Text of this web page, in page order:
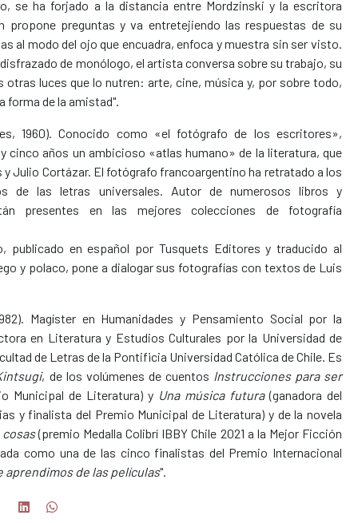
se ha forjado a la distancia entre Mordzinski y la escritora
propone preguntas y va entretejiendo las respuestas de su
al modo del ojo que encuadra, enfoca y muestra sin ser visto.
de monólogo, el artista conversa sobre su trabajo, su
otras luces que lo nutren: arte, cine, música y, por sobre todo,
forma de la amistad".
1960). Conocido como «el fotógrafo de los escritores»,
cinco años un ambicioso «atlas humano» de la literatura, que
Julio Cortázar. El fotógrafo francoargentino ha retratado a los
de las letras universales. Autor de numerosos libros y
presentes en las mejores colecciones de fotografía
publicado en español por Tusquets Editores y traducido al
y polaco, pone a dialogar sus fotografías con textos de Luis
Magíster en Humanidades y Pensamiento Social por la
en Literatura y Estudios Culturales por la Universidad de
de Letras de la Pontificia Universidad Católica de Chile. Es
, de los volúmenes de cuentos Instrucciones para ser
Municipal de Literatura) y Una música futura(ganadora del
y finalista del Premio Municipal de Literatura) y de la novela
(premio Medalla Colibrí IBBY Chile 2021 a la Mejor Ficción
como una de las cinco finalistas del Premio Internacional
aprendimos de las películas".